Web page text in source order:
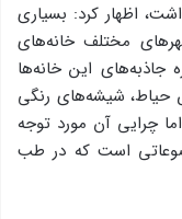
اظهار کرد: بسیاری
مختلف خانه‌های
جاذبه‌های این خانه‌ها
حیاط، شیشه‌های رنگی
چرایی آن مورد توجه
است که در طب